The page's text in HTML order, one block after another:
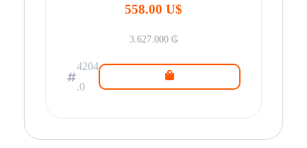
558.00 U$
3.627.000 ₲
4204
.0